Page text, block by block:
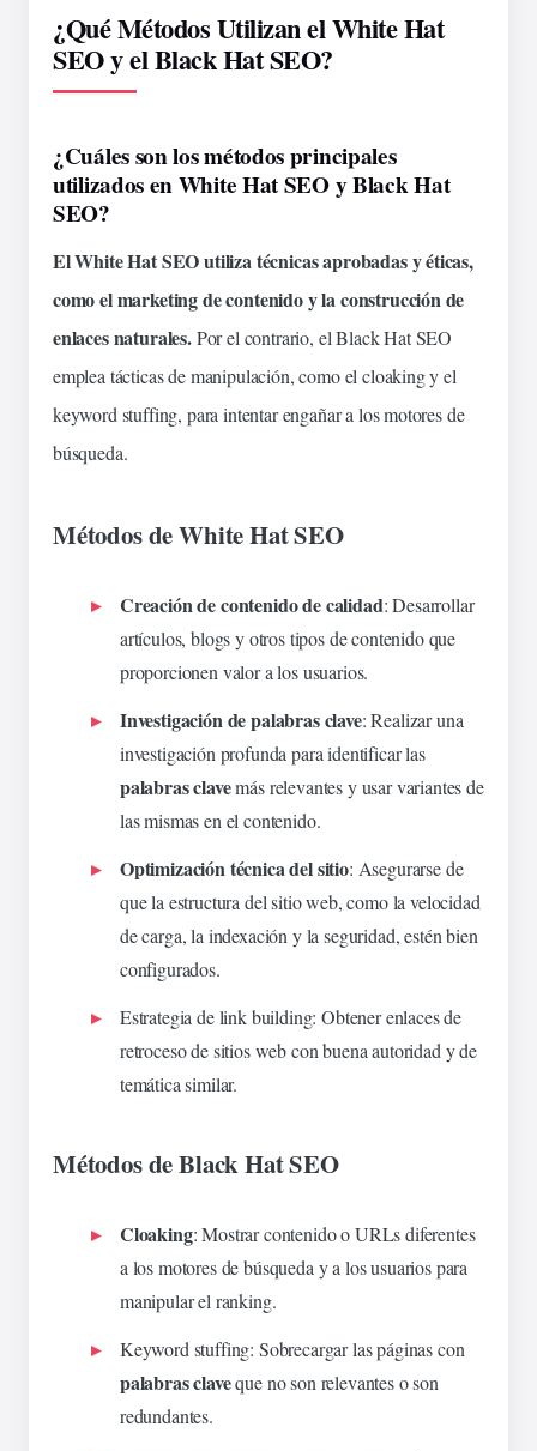
¿Qué Métodos Utilizan el White Hat
SEO y el Black Hat SEO?
¿Cuáles son los métodos principales
utilizados en White Hat SEO y Black Hat
SEO?
El White Hat SEO utiliza técnicas aprobadas y éticas,
como el marketing de contenido y la construcción de
enlaces naturales.Por el contrario, el Black Hat SEO
emplea tácticas de manipulación, como el cloaking y el
keyword stuffing, para intentar engañar a los motores de
búsqueda.
Métodos de White Hat SEO
Creación de contenido de calidad: Desarrollar
artículos, blogs y otros tipos de contenido que
proporcionen valor a los usuarios.
Investigación de palabras clave: Realizar una
investigación profunda para identificar las
palabras clavemás relevantes y usar variantes de
las mismas en el contenido.
Optimización técnica del sitio: Asegurarse de
que la estructura del sitio web, como la velocidad
de carga, la indexación y la seguridad, estén bien
configurados.
Estrategia de link building: Obtener enlaces de
retroceso de sitios web con buena autoridad y de
temática similar.
Métodos de Black Hat SEO
Cloaking: Mostrar contenido o URLs diferentes
a los motores de búsqueda y a los usuarios para
manipular el ranking.
Keyword stuffing: Sobrecargar las páginas con
palabras claveque no son relevantes o son
redundantes.